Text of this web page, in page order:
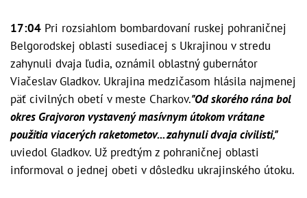
17:04 Pri rozsiahlom bombardovaní ruskej pohraničnej
Belgorodskej oblasti susediacej s Ukrajinou v stredu
zahynuli dvaja ľudia, oznámil oblastný gubernátor
Viačeslav Gladkov. Ukrajina medzičasom hlásila najmenej
päť civilných obetí v meste Charkov."Od skorého rána bol
okres Grajvoron vystavený masívnym útokom vrátane
použitia viacerých raketometov... zahynuli dvaja civilisti,"
uviedol Gladkov. Už predtým z pohraničnej oblasti
informoval o jednej obeti v dôsledku ukrajinského útoku.